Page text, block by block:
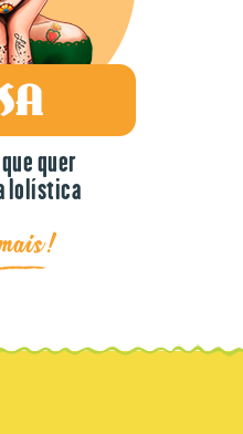
quer
lolística